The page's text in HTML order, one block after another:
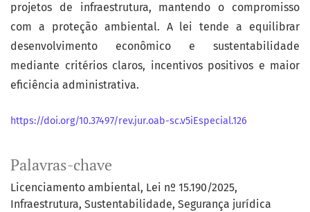
Palavras-chave
Licenciamento ambiental Lei nº 15.190/2025
Infraestrutura Sustentabilidade Segurança jurídica
projetos de infraestrutura, mantendo o compromisso
com a proteção ambiental. A lei tende a equilibrar
desenvolvimento econômico e sustentabilidade
mediante critérios claros, incentivos positivos e maior
eficiência administrativa.
https://doi.org/10.37497/rev.jur.oab-sc.v5iEspecial.126